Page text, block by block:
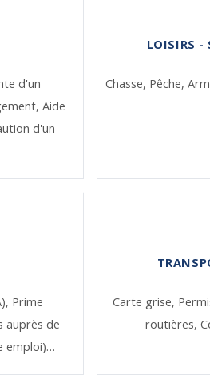
d'un
Aide
d'un
LOISIRS -
Chasse, Pêche,
Prime
auprès de
emploi)…
Carte grise,
routières,